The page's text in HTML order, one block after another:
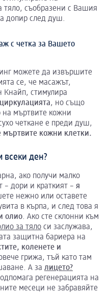
тяло, съобразени с Вашия
допир след душ.
с четка за Вашето
можете да извършите
се, че масажът,
Кнайп, стимулира
циркулацията, но също
на мъртвите кожни
четкане е преди душ,
мъртвите кожни клетки.
всеки ден?
ако получи малко
дори и краткият – я
нежно или оставете
в кърпа, и след това я
олио. Ако сте склонни към
за тяло си заслужава,
защитна бариера на
, коленете и
грижа, тъй като там
А за лицето?
регенерацията на
месеци не забравяйте